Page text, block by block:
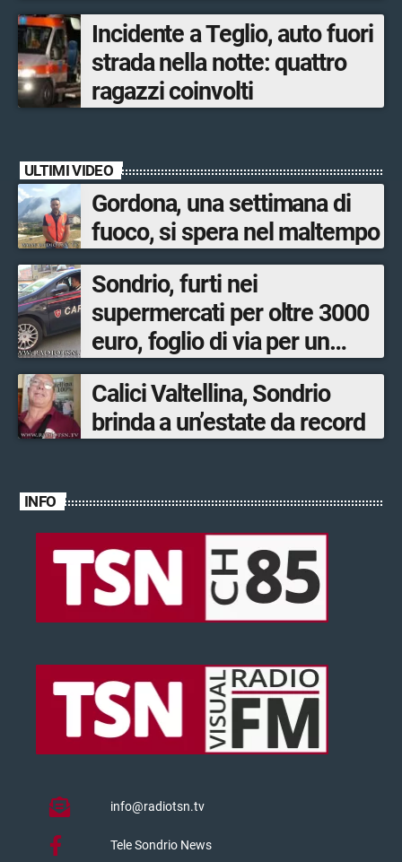
San Francesco
Incidente a Teglio, auto fuori
strada nella notte: quattro
ragazzi coinvolti
ULTIMI VIDEO
Gordona, una settimana di
fuoco, si spera nel maltempo
Sondrio, furti nei
supermercati per oltre 3000
euro, foglio di via per un
ventinovenne
Calici Valtellina, Sondrio
brinda a un’estate da record
INFO
info@radiotsn.tv
Tele Sondrio News